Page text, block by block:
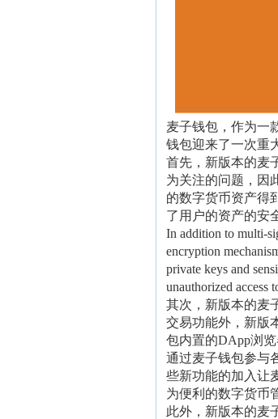
麦子钱包，作为一
钱包迎来了一次重
首先，新版本的麦
为关注的问题，因
的数字货币资产得
了用户的资产的安
In addition to multi-
encryption
private keys and
unauthorized access
其次，新版本的麦
交易功能外，新版
包内置的DApp浏
通过麦子钱包参与
些新功能的加入让
为便利的数字货币
此外，新版本的麦